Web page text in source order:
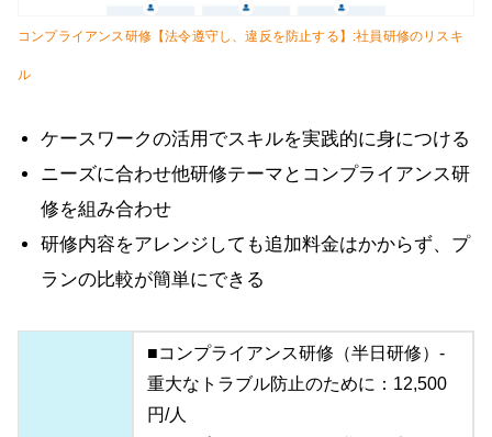
コンプライアンス研修【法令遵守し、違反を防止する】:社員研修のリスキ
ル
ケースワークの活用でスキルを実践的に身につける
ニーズに合わせ他研修テーマとコンプライアンス研
修を組み合わせ
研修内容をアレンジしても追加料金はかからず、プ
ランの比較が簡単にできる
■コンプライアンス研修（半日研修）-
重大なトラブル防止のために：12,500
円/人